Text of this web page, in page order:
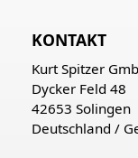
KONTAKT
Kurt Spitzer
Dycker Feld 48
42653 Solingen
Deutschland /